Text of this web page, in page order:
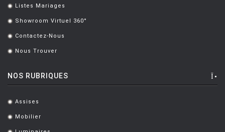
. Listes Mariages
. Showroom Virtuel 360°
. Contactez-Nous
. Nous Trouver
NOS RUBRIQUES
. Assises
. Mobilier